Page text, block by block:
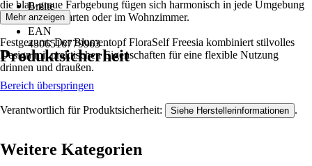
Breite
27 cm
EAN
4306516779963
die blau-graue Farbgebung fügen sich harmonisch in jede Umgebung
ein, sei es im Garten oder im Wohnzimmer.
Festgezurrt: Der Blumentopf FloraSelf Freesia kombiniert stilvolles
Design mit praktischen Eigenschaften für eine flexible Nutzung
drinnen und draußen.
Mehr anzeigen
Produktsicherheit
Bereich überspringen
Verantwortlich für Produktsicherheit: Siehe Herstellerinformationen .
Weitere Kategorien